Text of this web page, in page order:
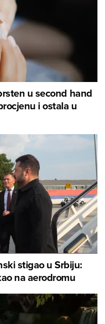
u second hand
i ostala u
stigao u Srbiju:
na aerodromu